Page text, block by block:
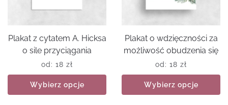
Plakat z cytatem A. Hicksa
o sile przyciągania
od: 18 zł
Wybierz opcje
Plakat o wdzięczności za
możliwość obudzenia się
od: 18 zł
Wybierz opcje